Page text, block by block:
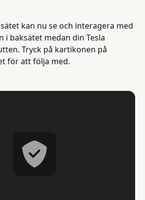
kan nu se och interagera med
i baksätet medan din Tesla
Tryck på kartikonen på
för att följa med.